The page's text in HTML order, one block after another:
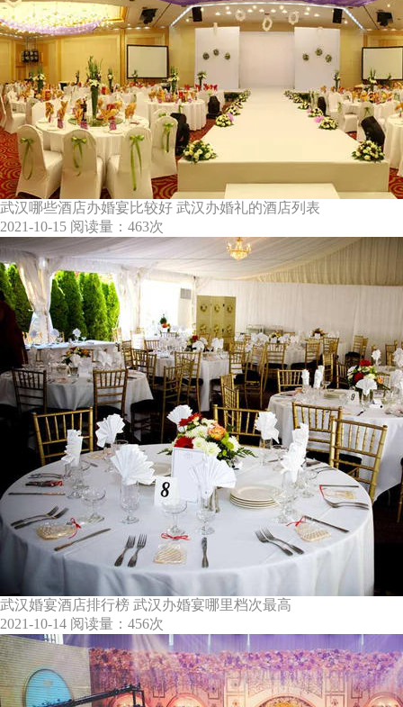
武汉哪些酒店办婚宴比较好 武汉办婚礼的酒店列表
2021-10-15 阅读量：463次
武汉婚宴酒店排行榜 武汉办婚宴哪里档次最高
2021-10-14 阅读量：456次